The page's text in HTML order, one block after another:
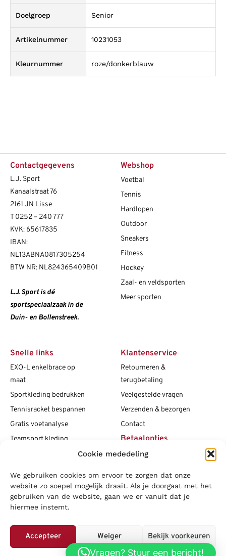
Cookie mededeling
We gebruiken cookies om ervoor te zorgen dat onze
website zo soepel mogelijk draait. Als je doorgaat met het
gebruiken van de website, gaan we er vanuit dat je
hiermee instemt.
Accepteer Weiger Bekijk voorkeuren
Doelgroep Senior
Artikelnummer 10231053
Kleurnummer roze/donkerblauw
Contactgegevens
L.J. Sport
Kanaalstraat 76
2161 JN Lisse
T 0252 – 240 777
KVK: 65617835
IBAN:
NL13ABNA0817305254
BTW NR: NL824365409B01
L.J. Sport is dé
sportspeciaalzaak in de
Duin- en Bollenstreek.
Webshop
Voetbal
Tennis
Hardlopen
Outdoor
Sneakers
Fitness
Hockey
Zaal- en veldsporten
Meer sporten
Snelle links
EXO-L enkelbrace op
maat
Sportkleding bedrukken
Tennisracket bespannen
Gratis voetanalyse
Teamsport kleding
Vacatures
Blogs
Klantenservice
Retourneren &
terugbetaling
Veelgestelde vragen
Verzenden & bezorgen
Contact
Betaalopties
Social media
LOWA|Adidas| Mizuno| Nike|Speedo|Asics |Babolat|Falke
|
Vragen? Stuur een bericht!